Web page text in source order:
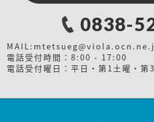
0838-
MAIL:
電話受付時間：8:00 - 17:00
電話受付曜日：平日・第1土曜・第